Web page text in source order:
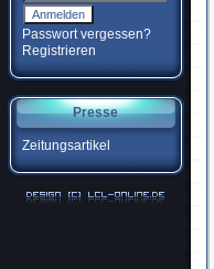
Passwort vergessen?
Registrieren
Presse
Zeitungsartikel